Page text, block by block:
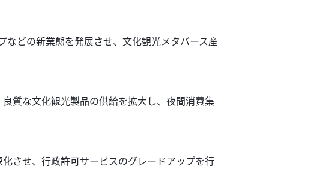
どの新業態を発展させ、文化観光メタバース産
良質な文化観光製品の供給を拡大し、夜間消費集
させ、行政許可サービスのグレードアップを行